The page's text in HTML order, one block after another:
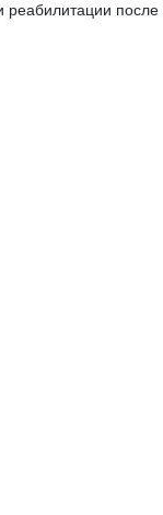
реабилитации после